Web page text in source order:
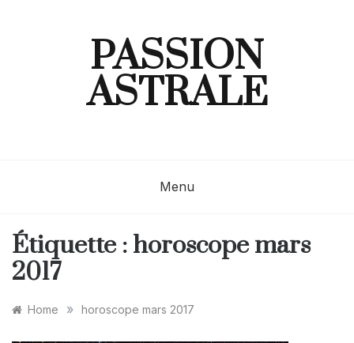
PASSION
ASTRALE
Menu
Étiquette : horoscope mars
2017
Home » horoscope mars 2017